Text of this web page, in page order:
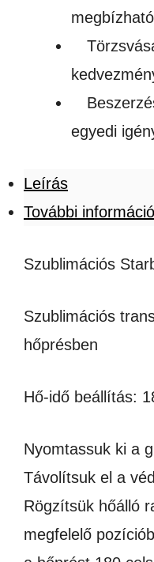
egyedi
Leírás
További
Szublimációs
Szublimációs
hőprésben
Hő-idő beállítás:
Nyomtassuk ki a
Távolítsuk el a
Rögzítsük hőálló
megfelelő